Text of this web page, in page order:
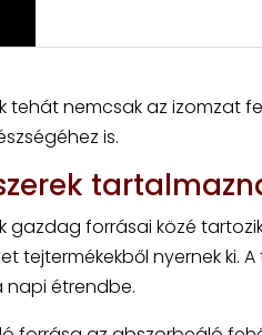
tehát nemcsak az izomzat
is.
gazdag forrásai közé
tejtermékekből nyernek ki.
napi étrendbe.